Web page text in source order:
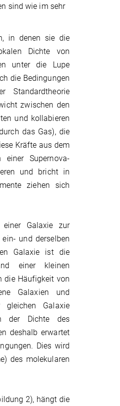
sind wie im sehr
in denen sie die
Dichte von
unter die Lupe
die Bedingungen
Standardtheorie
zwischen den
und kollabieren
das Gas), die
Kräfte aus dem
einer Supernova-
und bricht in
ziehen sich
einer Galaxie zur
und derselben
Galaxie ist die
einer kleinen
die Häufigkeit von
Galaxien und
gleichen Galaxie
der Dichte des
deshalb erwartet
Dies wird
des molekularen
2), hängt die